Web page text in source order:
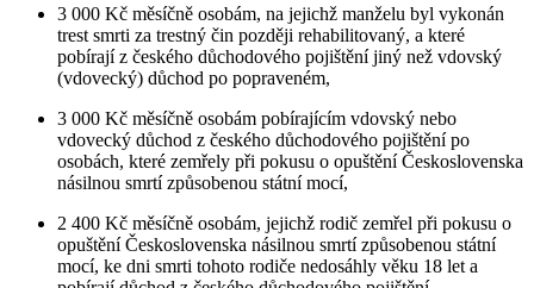
3 000 Kč měsíčně osobám, na jejichž manželu byl vykonán
trest smrti za trestný čin později rehabilitovaný, a které
pobírají z českého důchodového pojištění jiný než vdovský
(vdovecký) důchod po popraveném,
3 000 Kč měsíčně osobám pobírajícím vdovský nebo
vdovecký důchod z českého důchodového pojištění po
osobách, které zemřely při pokusu o opuštění Československa
násilnou smrtí způsobenou státní mocí,
2 400 Kč měsíčně osobám, jejichž rodič zemřel při pokusu o
opuštění Československa násilnou smrtí způsobenou státní
mocí, ke dni smrti tohoto rodiče nedosáhly věku 18 let a